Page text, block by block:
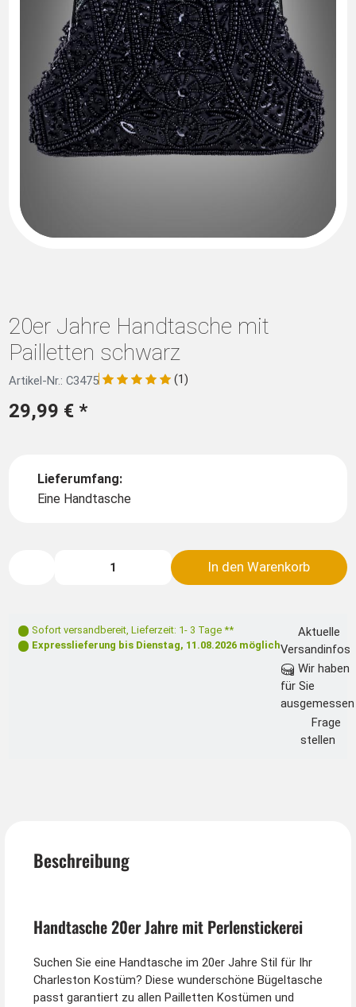
20er Jahre Handtasche mit
Pailletten schwarz
Artikel-Nr.: C3475 (1)
29,99 € *
Lieferumfang:
Eine Handtasche
In den Warenkorb
Sofort versandbereit, Lieferzeit: 1- 3 Tage **
Expresslieferung bis Dienstag, 11.08.2026 möglich
Aktuelle
Versandinfos
für Sie
ausgemessen
Frage
stellen
Beschreibung
Handtasche 20er Jahre mit Perlenstickerei
Suchen Sie eine Handtasche im 20er Jahre Stil für Ihr
Charleston Kostüm? Diese wunderschöne Bügeltasche
passt garantiert zu allen Pailletten Kostümen und